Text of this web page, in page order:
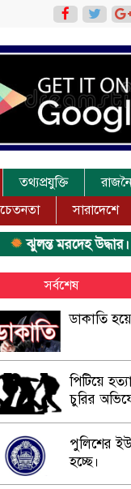
তথ্যপ্রযুক্তি
সারাদেশে
ঝুলন্ত মরদেহ উদ্ধার।
সর্বশেষ
ডাকাতি
পিটিয়ে
চুরির
পুলিশের
হচ্ছে।